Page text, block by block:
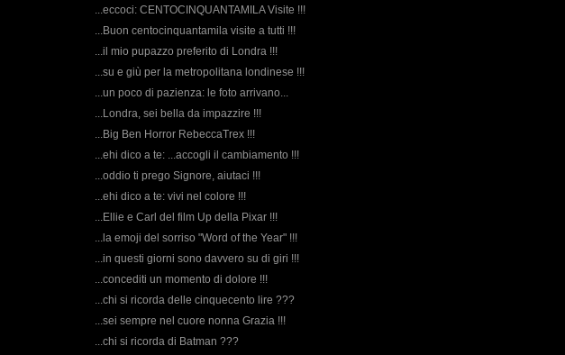
...eccoci: CENTOCINQUANTAMILA Visite !!!
...Buon centocinquantamila visite a tutti !!!
...il mio pupazzo preferito di Londra !!!
...su e giù per la metropolitana londinese !!!
...un poco di pazienza: le foto arrivano...
...Londra, sei bella da impazzire !!!
...Big Ben Horror RebeccaTrex !!!
...ehi dico a te: ...accogli il cambiamento !!!
...oddio ti prego Signore, aiutaci !!!
...ehi dico a te: vivi nel colore !!!
...Ellie e Carl del film Up della Pixar !!!
...la emoji del sorriso "Word of the Year" !!!
...in questi giorni sono davvero su di giri !!!
...concediti un momento di dolore !!!
...chi si ricorda delle cinquecento lire ???
...sei sempre nel cuore nonna Grazia !!!
...chi si ricorda di Batman ???